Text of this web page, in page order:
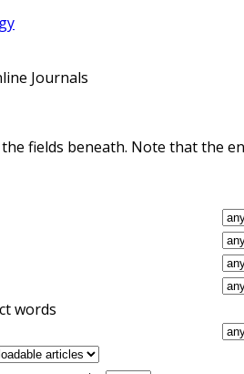
Journals
fields beneath. Note that the
words